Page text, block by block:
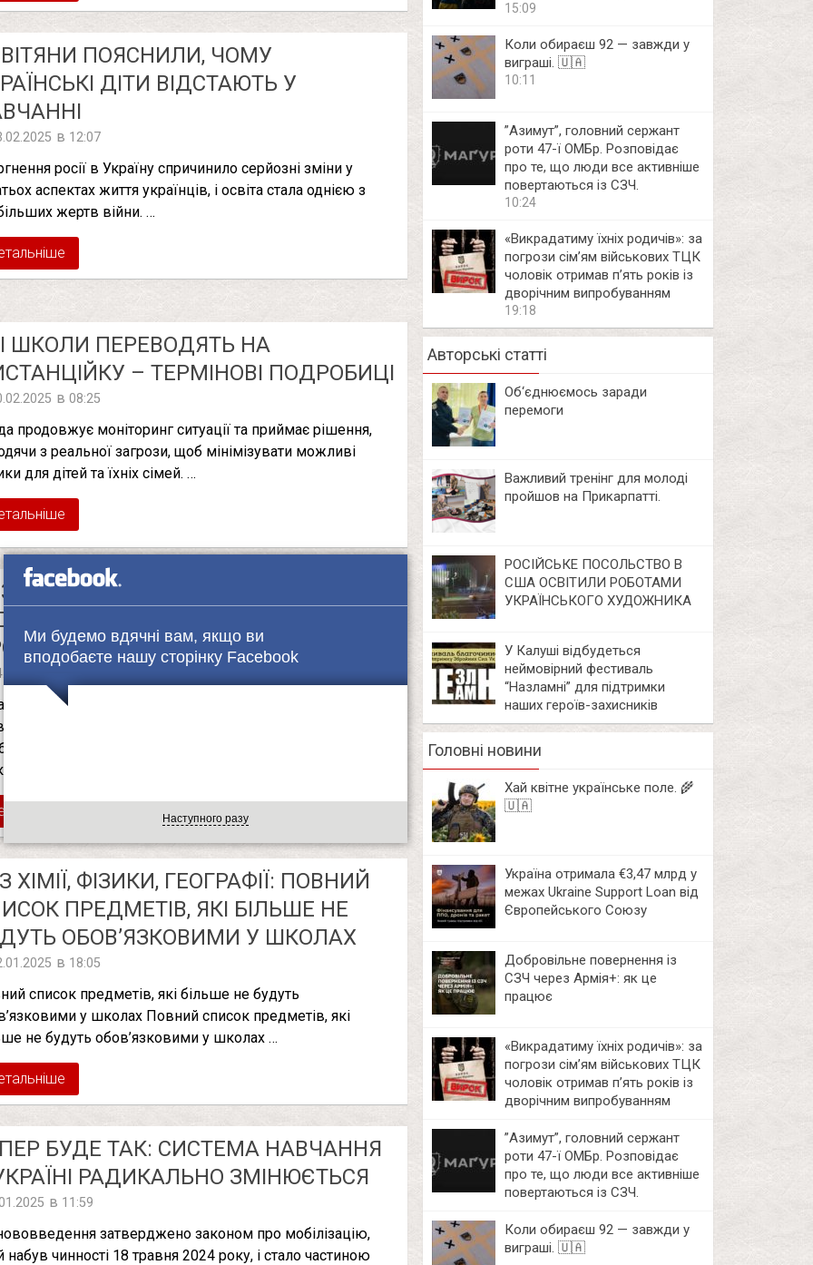
ПОЯСНИЛИ, ЧОМУ
ДІТИ ВІДСТАЮТЬ У
в 12:07
росії в Україну спричинило серйозні зміни у
аспектах життя українців, і освіта стала однією з
жертв війни. …
ШКОЛИ ПЕРЕВОДЯТЬ НА
– ТЕРМІНОВІ ПОДРОБИЦІ
в 08:25
продовжує моніторинг ситуації та приймає рішення,
з реальної загрози, щоб мінімізувати можливі
для дітей та їхніх сімей. …
ДВІЄЧНИКІВ ТА
НАВЧАННЯ ШКОЛЯРІВ
РАДИКАЛЬНО ЗМІНИТИ
освіта переживає глибоку системну кризу, яка
десятиліттями. Викладач фізики та астрономії Андрій
з Українського державного університету
…
ХІМІЇ, ФІЗИКИ, ГЕОГРАФІЇ: ПОВНИЙ
ПРЕДМЕТІВ, ЯКІ БІЛЬШЕ НЕ
ОБОВ’ЯЗКОВИМИ У ШКОЛАХ
в 18:05
список предметів, які більше не будуть
у школах Повний список предметів, які
не будуть обов’язковими у школах …
БУДЕ ТАК: СИСТЕМА НАВЧАННЯ
РАДИКАЛЬНО ЗМІНЮЄТЬСЯ
в 11:59
затверджено законом про мобілізацію,
набув чинності 18 травня 2024 року, і стало частиною
15:09
Коли обираєш 92 — завжди у
виграші. 🇺🇦
10:11
⁨”Азимут”, головний сержант
роти 47-ї ОМБр. Розповідає
про те, що люди все активніше
повертаються із СЗЧ.
10:24
«Викрадатиму їхніх родичів»: за
погрози сім’ям військових ТЦК
чоловік отримав п’ять років із
дворічним випробуванням
19:18
Авторські статті
Об‘єднюємось заради
перемоги
Важливий тренінг для молоді
пройшов на Прикарпатті.
РОСІЙСЬКЕ ПОСОЛЬСТВО В
США ОСВІТИЛИ РОБОТАМИ
УКРАЇНСЬКОГО ХУДОЖНИКА
У Калуші відбудеться
неймовірний фестиваль
“Назламні” для підтримки
наших героїв-захисників
Головні новини
Хай квітне українське поле. 🌾
🇺🇦
Україна отримала €3,47 млрд у
межах Ukraine Support Loan від
Європейського Союзу
Добровільне повернення із
СЗЧ через Армія+: як це
працює
«Викрадатиму їхніх родичів»: за
погрози сім’ям військових ТЦК
чоловік отримав п’ять років із
дворічним випробуванням
⁨”Азимут”, головний сержант
роти 47-ї ОМБр. Розповідає
про те, що люди все активніше
повертаються із СЗЧ.
Коли обираєш 92 — завжди у
виграші. 🇺🇦
Ми будемо вдячні вам, якщо ви
вподобаєте нашу сторінку Facebook
Наступного разу